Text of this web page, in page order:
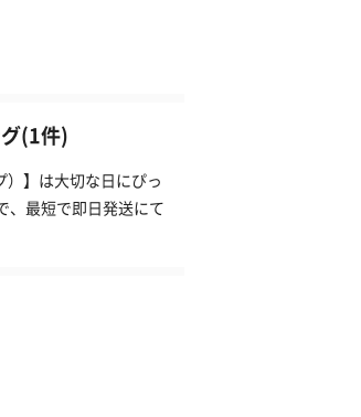
(1件)
】は大切な日にぴっ
、最短で即日発送にて